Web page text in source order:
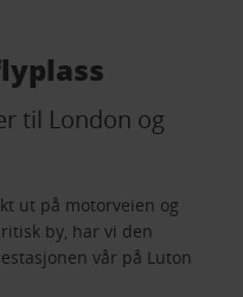
til London og
ut på motorveien og
by, har vi den
vår på Luton